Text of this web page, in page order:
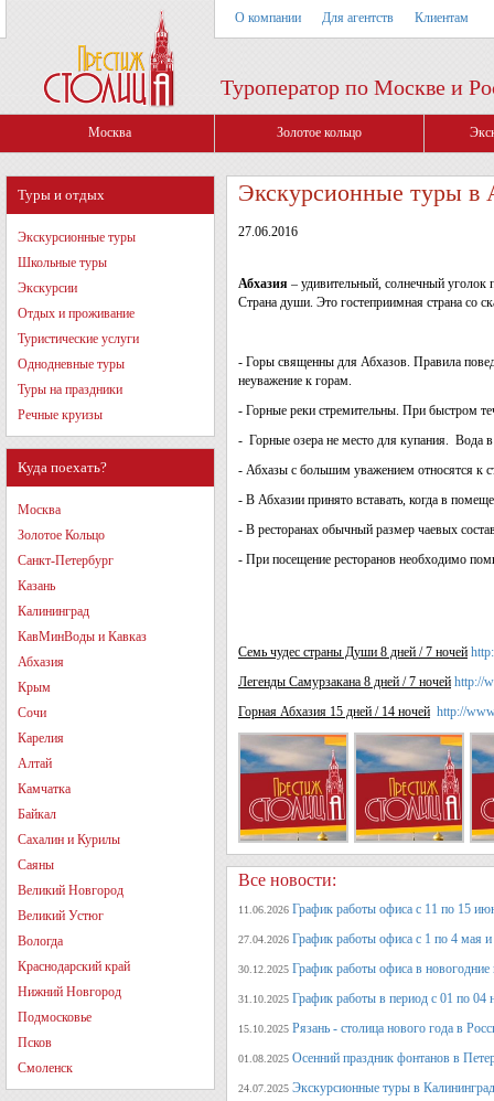
О компании Для агентств Клиентам
Туроператор по Москве и
Москва Золотое кольцо
Туры и отдых
Экскурсионные туры
Школьные туры
Экскурсии
Отдых и проживание
Туристические услуги
Однодневные туры
Туры на праздники
Речные круизы
Куда поехать?
Москва
Золотое Кольцо
Санкт-Петербург
Казань
Калининград
КавМинВоды и Кавказ
Абхазия
Крым
Сочи
Карелия
Алтай
Камчатка
Байкал
Сахалин и Курилы
Саяны
Великий Новгород
Великий Устюг
Вологда
Краснодарский край
Нижний Новгород
Подмосковье
Псков
Смоленск
Экскурсионные туры в
27.06.2016
Абхазия – удивительный, солнечный уголок
Страна души. Это гостеприимная страна со
- Горы священны для Абхазов. Правила
неуважение к горам.
- Горные реки стремительны. При быстром
- Горные озера не место для купания. Вода
- Абхазы с большим уважением относятся к
- В Абхазии принято вставать, когда в
- В ресторанах обычный размер чаевых
- При посещение ресторанов необходимо
Семь чудес страны Души 8 дней / 7 ночей
Легенды Самурзакана 8 дней / 7 ночей http://
Горная Абхазия 15 дней / 14 ночей http://
Все новости:
11.06.2026 График работы офиса с 11 по 15
27.04.2026 График работы офиса с 1 по 4 мая
30.12.2025 График работы офиса в новогодние
31.10.2025 График работы в период с 01 по 04
15.10.2025 Рязань - столица нового года в
01.08.2025 Осенний праздник фонтанов в
24.07.2025 Экскурсионные туры в